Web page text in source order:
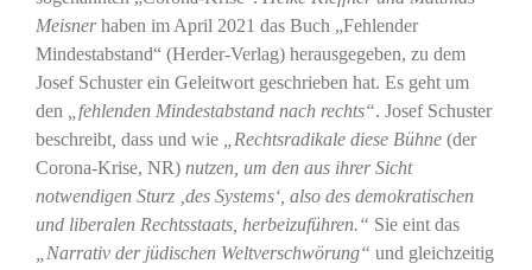
Meisnerhaben im April 2021 das Buch „Fehlender
Mindestabstand“ (Herder-Verlag) herausgegeben, zu dem
Josef Schuster ein Geleitwort geschrieben hat. Es geht um
den
„fehlenden Mindestabstand nach rechts“. Josef Schuster
beschreibt, dass und wie „Rechtsradikale diese Bühne (der
Corona-Krise, NR) nutzen, um den aus ihrer Sicht
notwendigen Sturz ‚des Systems‘, also des demokratischen
und liberalen Rechtsstaats, herbeizuführen.“ Sie eint das
„Narrativ der jüdischen Weltverschwörung“ und gleichzeitig